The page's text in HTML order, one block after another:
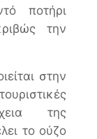
ποτήρι
την
στην
της
το ούζο